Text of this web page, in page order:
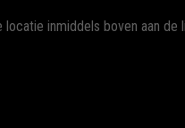
inmiddels boven aan de